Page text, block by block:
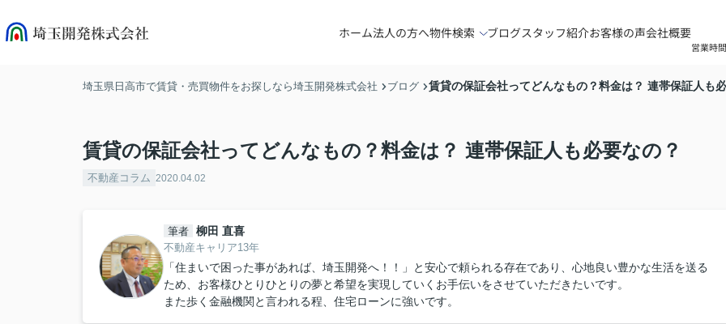
ホーム法人の方へ物件検索 ブログスタッフ紹介お客様の声会社概要
営業時
埼玉県日高市で賃貸・売買物件をお探しなら埼玉開発株式会社 ブログ 賃貸の保証会社ってどんなもの？料金は？ 連帯保証人も
賃貸の保証会社ってどんなもの？料金は？ 連帯保証人も必要なの？
不動産コラム 2020.04.02
筆者 柳田 直喜
不動産キャリア13年
「住まいで困った事があれば、埼玉開発へ！！」と安心で頼られる存在であり、心地良い豊かな生活を送る
ため、お客様ひとりひとりの夢と希望を実現していくお手伝いをさせていただきたいです。
また歩く金融機関と言われる程、住宅ローンに強いです。